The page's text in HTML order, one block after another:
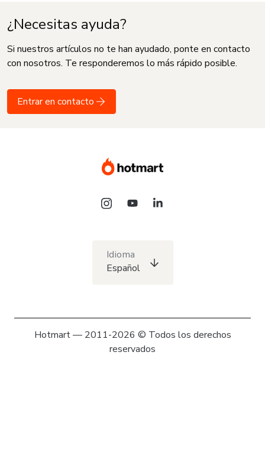
¿Necesitas ayuda?
Si nuestros artículos no te han ayudado, ponte en contacto
con nosotros. Te responderemos lo más rápido posible.
Entrar en contacto
Idioma
Español
Hotmart — 2011-2026 © Todos los derechos
reservados